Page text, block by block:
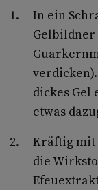
In ein
Gelbildner
dickes Gel
etwas
Kräftig mit
die